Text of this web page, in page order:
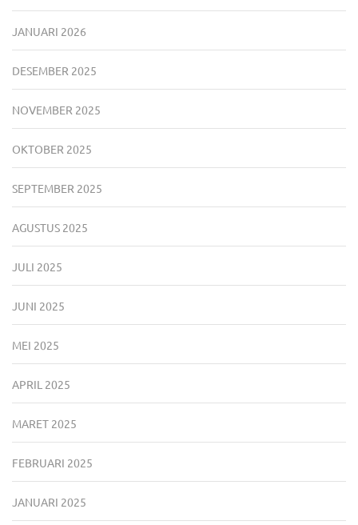
JANUARI 2026
DESEMBER 2025
NOVEMBER 2025
OKTOBER 2025
SEPTEMBER 2025
AGUSTUS 2025
JULI 2025
JUNI 2025
MEI 2025
APRIL 2025
MARET 2025
FEBRUARI 2025
JANUARI 2025